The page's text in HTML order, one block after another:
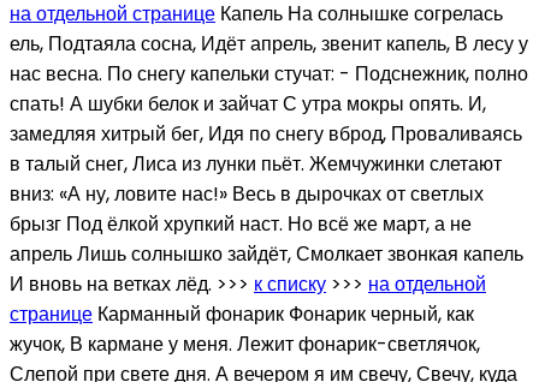
на отдельной странице Капель На солнышке согрелась
ель, Подтаяла сосна, Идёт апрель, звенит капель, В лесу у
нас весна. По снегу капельки стучат: - Подснежник, полно
спать! А шубки белок и зайчат С утра мокры опять. И,
замедляя хитрый бег, Идя по снегу вброд, Проваливаясь
в талый снег, Лиса из лунки пьёт. Жемчужинки слетают
вниз: «А ну, ловите нас!» Весь в дырочках от светлых
брызг Под ёлкой хрупкий наст. Но всё же март, а не
апрель Лишь солнышко зайдёт, Смолкает звонкая капель
И вновь на ветках лёд. >>> к списку >>> на отдельной
странице Карманный фонарик Фонарик черный, как
жучок, В кармане у меня. Лежит фонарик-светлячок,
Слепой при свете дня. А вечером я им свечу, Свечу, куда